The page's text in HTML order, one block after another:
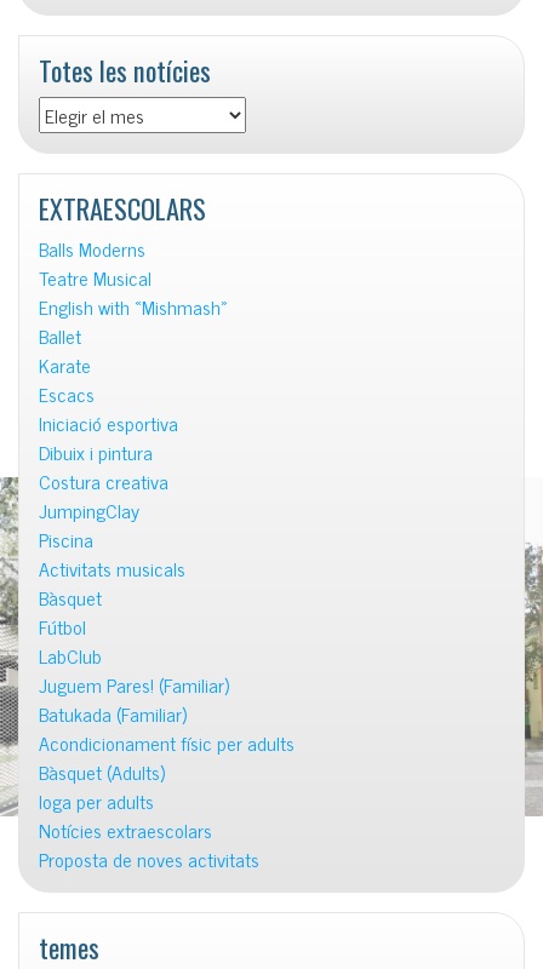
Totes les notícies
Totes
les
notícies
EXTRAESCOLARS
Balls Moderns
Teatre Musical
English with «Mishmash»
Ballet
Karate
Escacs
Iniciació esportiva
Dibuix i pintura
Costura creativa
JumpingClay
Piscina
Activitats musicals
Bàsquet
Fútbol
LabClub
Juguem Pares! (Familiar)
Batukada (Familiar)
Acondicionament físic per adults
Bàsquet (Adults)
Ioga per adults
Notícies extraescolars
Proposta de noves activitats
temes